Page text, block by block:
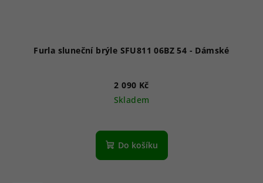
Furla sluneční brýle SFU811 06BZ 54 - Dámské
2 090 Kč
Skladem
Do košíku